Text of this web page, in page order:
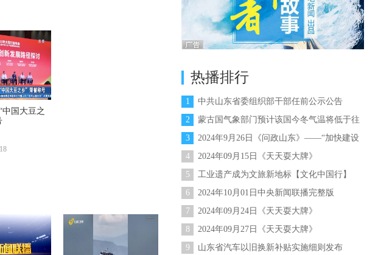
中国大豆之
热播排行
1
中共山东省委组织部干部任前公示公告
（2024年第11号）
2
蒙古国气象部门预计该国今冬气温将低于往
年均值
3
2024年9月26日《问政山东》——“加快建设
绿色低碳高质量发展
4
2024年09月15日《天天耍大牌》
5
工业遗产成为文旅新地标【文化中国行】
6
2024年10月01日中央新闻联播完整版
7
2024年09月24日《天天耍大牌》
8
2024年09月27日《天天耍大牌》
9
山东省汽车以旧换新补贴实施细则发布